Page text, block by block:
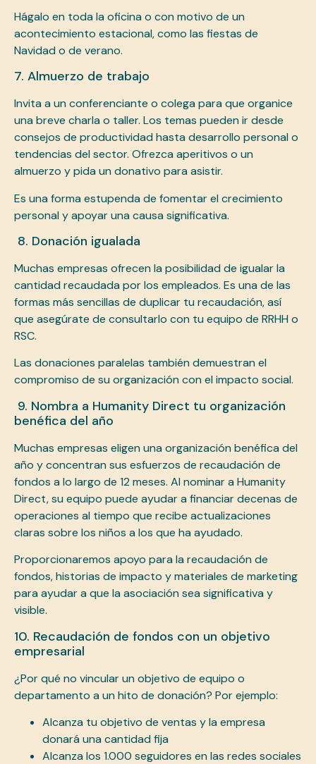
Hágalo en toda la oficina o con motivo de un
acontecimiento estacional, como las fiestas de
Navidad o de verano.
7. Almuerzo de trabajo
Invita a un conferenciante o colega para que organice
una breve charla o taller. Los temas pueden ir desde
consejos de productividad hasta desarrollo personal o
tendencias del sector. Ofrezca aperitivos o un
almuerzo y pida un donativo para asistir.
Es una forma estupenda de fomentar el crecimiento
personal y apoyar una causa significativa.
8. Donación igualada
Muchas empresas ofrecen la posibilidad de igualar la
cantidad recaudada por los empleados. Es una de las
formas más sencillas de duplicar tu recaudación, así
que asegúrate de consultarlo con tu equipo de RRHH o
RSC.
Las donaciones paralelas también demuestran el
compromiso de su organización con el impacto social.
9. Nombra a Humanity Direct tu organización
benéfica del año
Muchas empresas eligen una organización benéfica del
año y concentran sus esfuerzos de recaudación de
fondos a lo largo de 12 meses. Al nominar a Humanity
Direct, su equipo puede ayudar a financiar decenas de
operaciones al tiempo que recibe actualizaciones
claras sobre los niños a los que ha ayudado.
Proporcionaremos apoyo para la recaudación de
fondos, historias de impacto y materiales de marketing
para ayudar a que la asociación sea significativa y
visible.
10. Recaudación de fondos con un objetivo
empresarial
¿Por qué no vincular un objetivo de equipo o
departamento a un hito de donación? Por ejemplo:
Alcanza tu objetivo de ventas y la empresa
donará una cantidad fija
Alcanza los 1.000 seguidores en las redes sociales